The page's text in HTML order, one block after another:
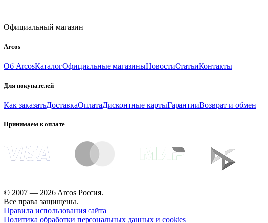
Официальный магазин
Arcos
Об ArcosКаталогОфициальные магазиныНовостиСтатьиКонтакты
Для покупателей
Как заказатьДоставкаОплатаДисконтные картыГарантииВозврат и обмен
Принимаем к оплате
© 2007 — 2026 Arcos Россия.
Все права защищены.
Правила использования сайта
Политика обработки персональных данных и cookies